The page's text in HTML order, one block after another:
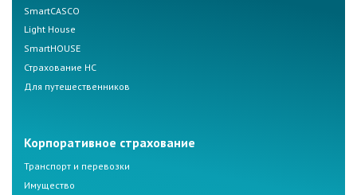
SmartCASCO
Light House
SmartHOUSE
Страхование НС
Для путешественников
Корпоративное страхование
Транспорт и перевозки
Имущество